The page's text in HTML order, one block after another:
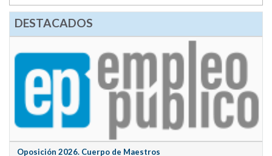
DESTACADOS
Oposición 2026. Cuerpo de Maestros